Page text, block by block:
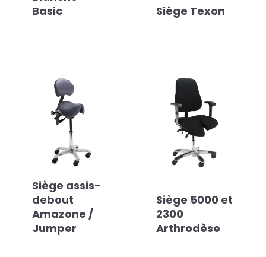
Basic
Siège Texon
Siège assis-
debout
Amazone /
Jumper
Siège 5000 et
2300
Arthrodèse